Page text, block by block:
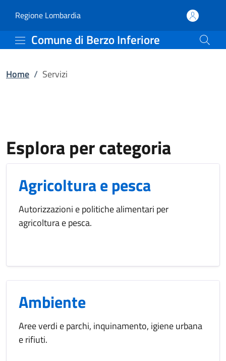
Servizi | Comune di
Regione Lombardia(apre in un'altra scheda).
Comune di Berzo Inferiore
Home / Servizi
Esplora per categoria
Agricoltura e pesca
Autorizzazioni e politiche alimentari per
agricoltura e pesca.
Ambiente
Aree verdi e parchi, inquinamento, igiene urbana
e rifiuti.